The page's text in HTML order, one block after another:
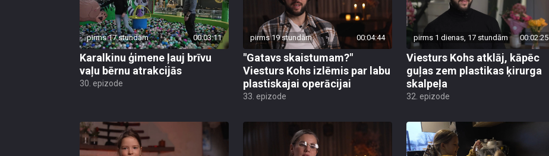
pirms 17 stundām 00:03:11
Karalkinu ģimene ļauj brīvu
vaļu bērnu atrakcijās
30. epizode
pirms 19 stundām 00:04:44
"Gatavs skaistumam?"
Viesturs Kohs izlēmis par labu
plastiskajai operācijai
33. epizode
pirms 1 dienas, 17 stundām 00:02:25
Viesturs Kohs atklāj, kāpēc
guļas zem plastikas ķirurga
skalpeļa
32. epizode